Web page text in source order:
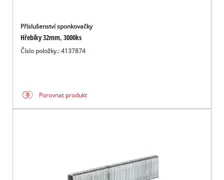
Příslušenství sponkovačky
Hřebíky 32mm, 3000ks
Číslo položky.: 4137874
Porovnat produkt